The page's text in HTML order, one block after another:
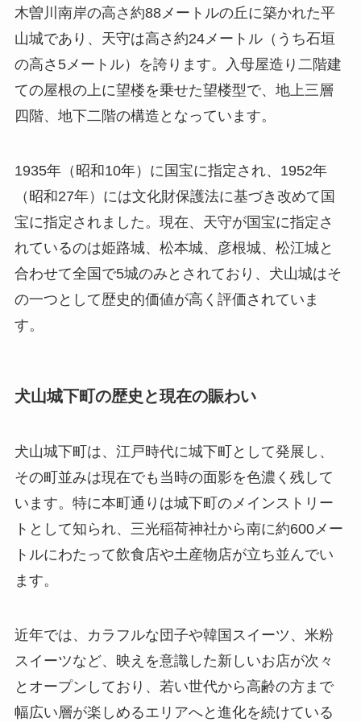
木曽川南岸の高さ約88メートルの丘に築かれた平
山城であり、天守は高さ約24メートル（うち石垣
の高さ5メートル）を誇ります。入母屋造り二階建
ての屋根の上に望楼を乗せた望楼型で、地上三層
四階、地下二階の構造となっています。
1935年（昭和10年）に国宝に指定され、1952年
（昭和27年）には文化財保護法に基づき改めて国
宝に指定されました。現在、天守が国宝に指定さ
れているのは姫路城、松本城、彦根城、松江城と
合わせて全国で5城のみとされており、犬山城はそ
の一つとして歴史的価値が高く評価されていま
す。
犬山城下町の歴史と現在の賑わい
犬山城下町は、江戸時代に城下町として発展し、
その町並みは現在でも当時の面影を色濃く残して
います。特に本町通りは城下町のメインストリー
トとして知られ、三光稲荷神社から南に約600メー
トルにわたって飲食店や土産物店が立ち並んでい
ます。
近年では、カラフルな団子や韓国スイーツ、米粉
スイーツなど、映えを意識した新しいお店が次々
とオープンしており、若い世代から高齢の方まで
幅広い層が楽しめるエリアへと進化を続けている